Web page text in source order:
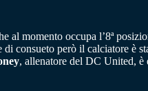
al momento occupa l’8ª
consueto però il calciatore è
, allenatore del DC United, è